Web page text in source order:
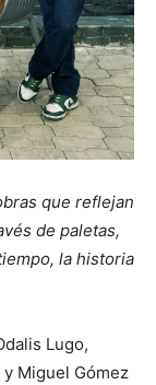
que reflejan
de paletas,
la historia
Lugo,
Miguel Gómez